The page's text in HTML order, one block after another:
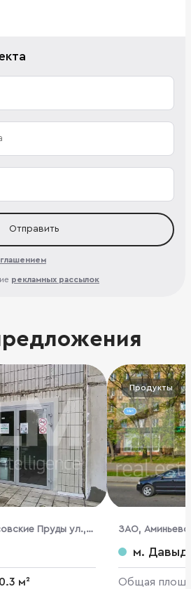
Отправить
рекламных рассылок
Пруды ул.,
м²
Продукты
ЗАО,
м.
Общая